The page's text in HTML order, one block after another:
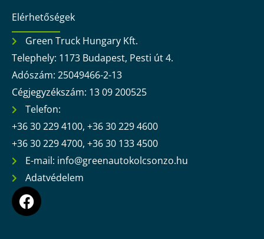
Elérhetőségek
Green Truck Hungary Kft.
Telephely: 1173 Budapest, Pesti út 4.
Adószám: 25049466-2-13
Cégjegyzékszám: 13 09 200525
Telefon:
+36 30 229 4100, +36 30 229 4600
+36 30 229 4700, +36 30 133 4500
E-mail: info@greenautokolcsonzo.hu
Adatvédelem
F
a
c